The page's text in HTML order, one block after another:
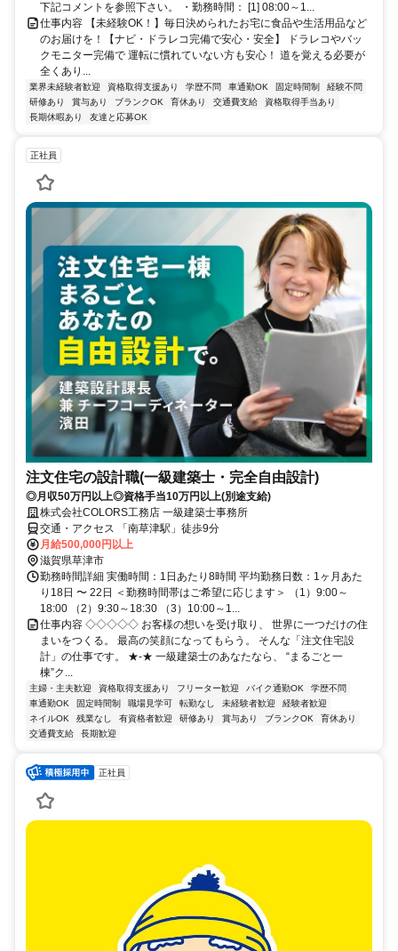
下記コメントを参照下さい。 ・勤務時間： [1] 08:00～1...
仕事内容 【未経験OK！】毎日決められたお宅に食品や生活用品など
のお届けを！【ナビ・ドラレコ完備で安心・安全】 ドラレコやバッ
クモニター完備で 運転に慣れていない方も安心！ 道を覚える必要が
全くあり...
業界未経験者歓迎 資格取得支援あり 学歴不問 車通勤OK 固定時間制
経験不問
研修あり
賞与あり ブランクOK 育休あり 交通費支給
資格取得手当あり
長期休暇あり
友達と応募OK
正社員
注文住宅の設計職(一級建築士・完全自由設計)
◎月収50万円以上◎資格手当10万円以上(別途支給)
株式会社COLORS工務店 一級建築士事務所
交通・アクセス 「南草津駅」徒歩9分
月給500,000円以上
滋賀県草津市
勤務時間詳細 実働時間：1日あたり8時間 平均勤務日数：1ヶ月あた
り18日 〜 22日 ＜勤務時間帯はご希望に応じます＞ （1）9:00～
18:00 （2）9:30～18:30 （3）10:00～1...
仕事内容 ◇◇◇◇◇ お客様の想いを受け取り、 世界に一つだけの住
まいをつくる。 最高の笑顔になってもらう。 そんな「注文住宅設
計」の仕事です。 ★-★ 一級建築士のあなたなら、 “まるごと一
棟”ク...
主婦・主夫歓迎 資格取得支援あり フリーター歓迎 バイク通勤OK
学歴不問
車通勤OK
固定時間制 職場見学可 転勤なし 未経験者歓迎
経験者歓迎
ネイルOK
残業なし 有資格者歓迎 研修あり 賞与あり ブランクOK
育休あり
交通費支給
長期歓迎
正社員